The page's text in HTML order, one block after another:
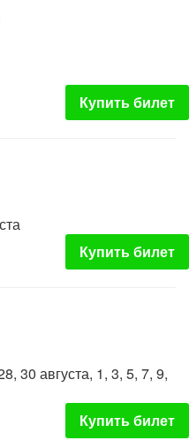
Купить билет
Купить билет
30 августа, 1, 3, 5, 7, 9,
Купить билет